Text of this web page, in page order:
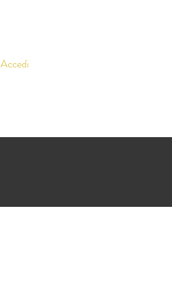
Accedi